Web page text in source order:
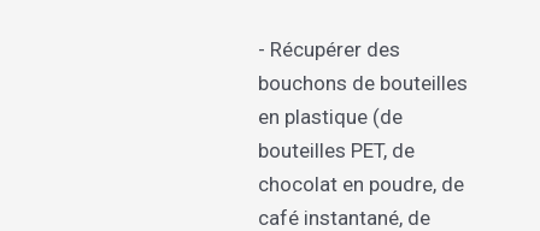
- Récupérer des
bouchons de bouteilles
en plastique (de
bouteilles PET, de
chocolat en poudre, de
café instantané, de